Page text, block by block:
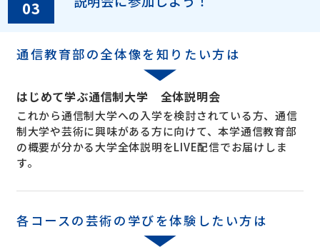
03
通信教育部の全体像を知りたい方は
はじめて学ぶ通信制大学 全体説明会
これから通信制大学への入学を検討されている方、通信
制大学や芸術に興味がある方に向けて、本学通信教育部
の概要が分かる大学全体説明をLIVE配信でお届けしま
す。
各コースの芸術の学びを体験したい方は